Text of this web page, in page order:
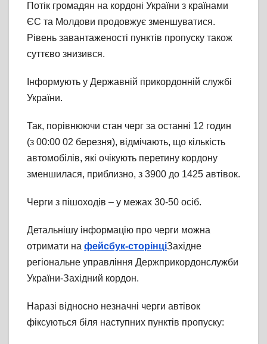
Потік громадян на кордоні України з країнами
ЄС та Молдови продовжує зменшуватися.
Рівень завантаженості пунктів пропуску також
суттєво знизився.
Інформують у Державній прикордонній службі
України.
Так, порівнюючи стан черг за останні 12 годин
(з 00:00 02 березня), відмічають, що кількість
автомобілів, які очікують перетину кордону
зменшилася, приблизно, з 3900 до 1425 автівок.
Черги з пішоходів – у межах 30-50 осіб.
Детальнішу інформацію про черги можна
отримати на фейсбук-сторінціЗахідне
регіональне управління Держприкордонслужби
України-Західний кордон.
Наразі відносно незначні черги автівок
фіксуються біля наступних пунктів пропуску: